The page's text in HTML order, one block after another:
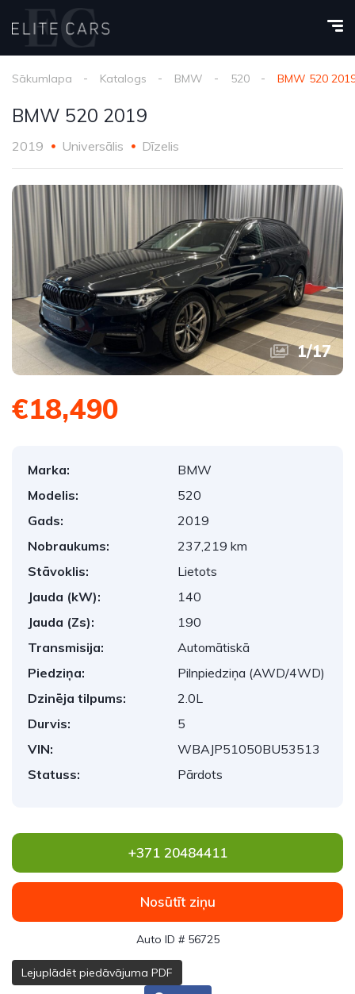
Sākumlapa Katalogs BMW 520 BMW 520
BMW 520 2019
2019 Universālis Dīzelis
1/17
€18,490
Marka:
BMW
Modelis:
520
Gads:
2019
Nobraukums:
237,219 km
Stāvoklis:
Lietots
Jauda (kW):
140
Jauda (Zs):
190
Transmisija:
Automātiskā
Piedziņa:
Pilnpiedziņa (AWD/4WD)
Dzinēja tilpums:
2.0L
Durvis:
5
VIN:
WBAJP51050BU53513
Statuss:
Pārdots
+371 20484411
Nosūtīt ziņu
Auto ID # 56725
Lejuplādēt piedāvājuma PDF